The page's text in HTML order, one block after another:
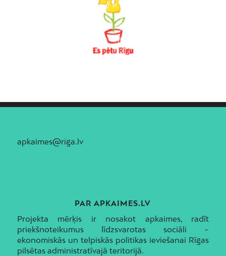
apkaimes@riga.lv
PAR APKAIMES.LV
Projekta mērķis ir nosakot apkaimes, radīt
priekšnoteikumus līdzsvarotas sociāli –
ekonomiskās un telpiskās politikas ieviešanai Rīgas
pilsētas administratīvajā teritorijā.